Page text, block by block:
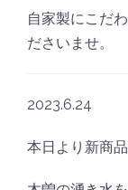
自家製にこだ
ださいませ。
2023.6.24
本日より新商